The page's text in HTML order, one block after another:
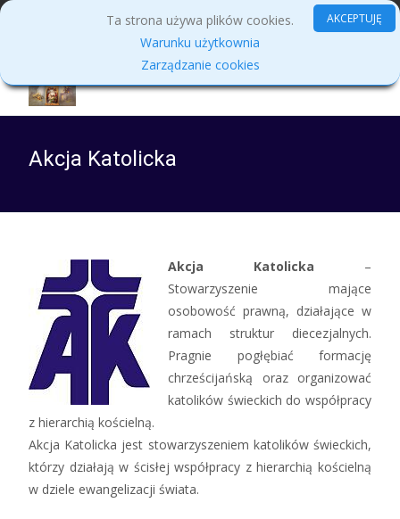
Akcja Katolicka
Akcja Katolicka –
Stowarzyszenie mające
osobowość prawną, działające w
ramach struktur diecezjalnych.
Pragnie pogłębiać formację
chrześcijańską oraz organizować
katolików świeckich do współpracy
z hierarchią kościelną.
Akcja Katolicka jest stowarzyszeniem katolików świeckich,
którzy działają w ścisłej współpracy z hierarchią kościelną
w dziele ewangelizacji świata.
Ta strona używa plików cookies.
Warunku użytkownia
Zarządzanie cookies
AKCEPTUJĘ